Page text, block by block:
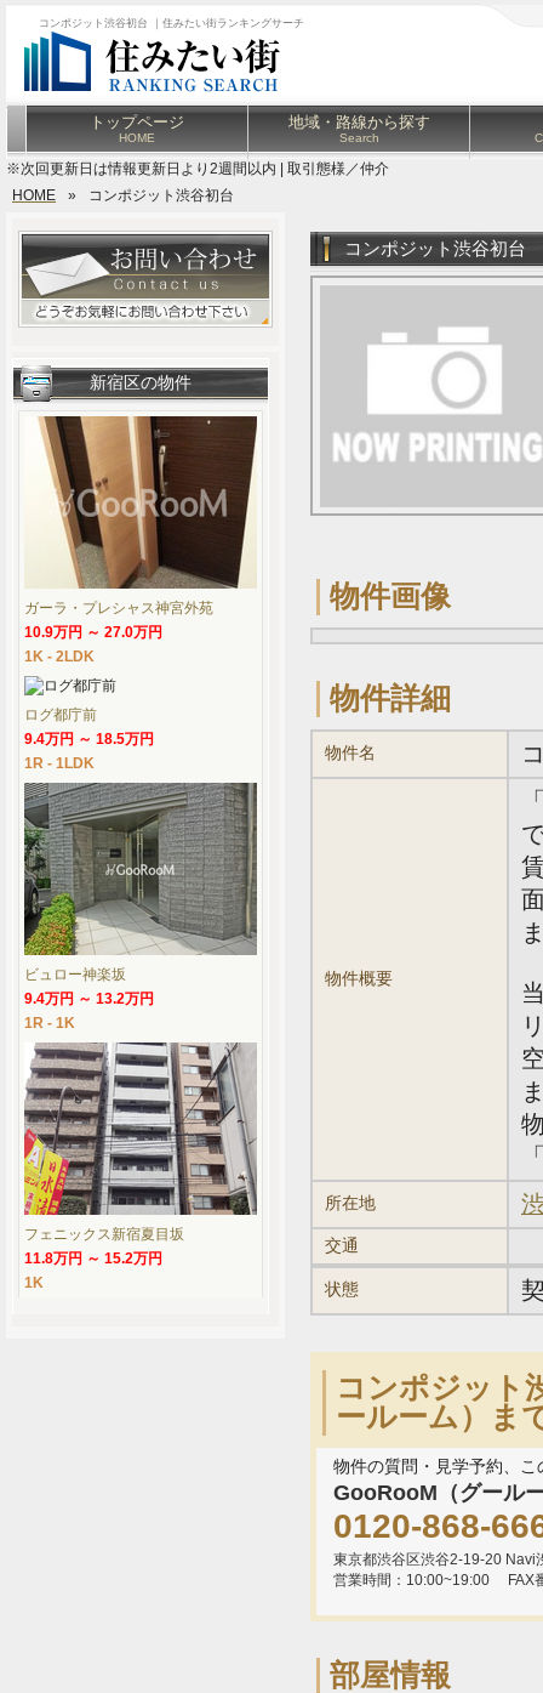
コンポジット渋谷初台 ｜住みたい街ランキングサーチ
トップページ
HOME
地域・路線から探す
Search
※次回更新日は情報更新日より2週間以内 | 取引態様／仲介
HOME
» コンポジット渋谷初台
コンポジット渋谷初台
物件画像
物件詳細
物件名
物件概要
所在地
交通
状態
コンポジット
ールーム）ま
物件の質問・見学予約、
GooRooM（グール
0120-868-
東京都渋谷区渋谷2-19-20 Navi
営業時間：10:00~19:00
FAX
部屋情報
新宿区の物件
ガーラ・プレシャス神宮外苑
10.9万円 ～ 27.0万円
1K - 2LDK
ログ都庁前
9.4万円 ～ 18.5万円
1R - 1LDK
ビュロー神楽坂
9.4万円 ～ 13.2万円
1R - 1K
フェニックス新宿夏目坂
11.8万円 ～ 15.2万円
1K